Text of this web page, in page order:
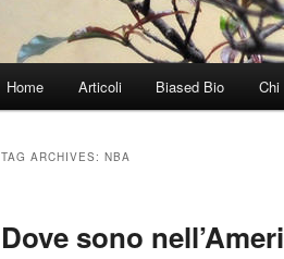
Home Articoli Biased Bio Chi
TAG ARCHIVES: NBA
Dove sono